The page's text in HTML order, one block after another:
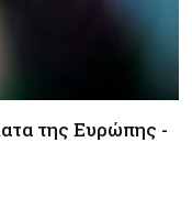
– και τι όχι – από
και Λονδίνο:
της Ευρώπης -